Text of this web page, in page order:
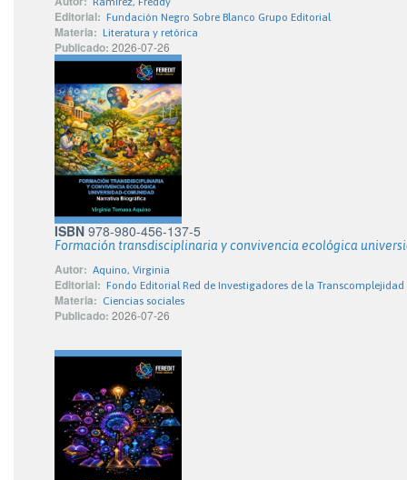
Editorial: Fundación Negro Sobre Blanco Grupo Editorial
Materia: Literatura y retórica
Publicado: 2026-07-26
ISBN 978-980-456-137-5
Formación transdisciplinaria y convivencia ecológica
Autor: Aquino, Virginia
Editorial: Fondo Editorial Red de Investigadores de la Transcomplejidad
Materia: Ciencias sociales
Publicado: 2026-07-26